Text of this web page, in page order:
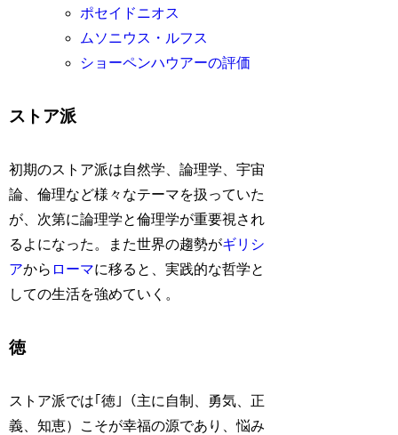
ポセイドニオス
ムソニウス・ルフス
ショーペンハウアーの評価
ストア派
初期のストア派は自然学、論理学、宇宙
論、倫理など様々なテーマを扱っていた
が、次第に論理学と倫理学が重要視され
るよになった。また世界の趨勢がギリシ
アから ローマに移ると、実践的な哲学と
しての生活を強めていく。
徳
ストア派では｢徳｣（主に自制、勇気、正
義、知恵）こそが幸福の源であり、悩み